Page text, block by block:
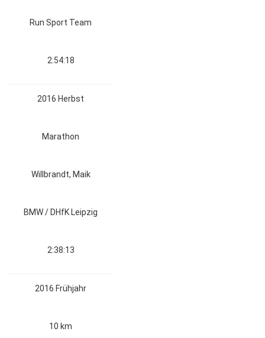
Run Sport Team
2:54:18
2016 Herbst
Marathon
Willbrandt, Maik
BMW / DHfK Leipzig
2:38:13
2016 Frühjahr
10 km